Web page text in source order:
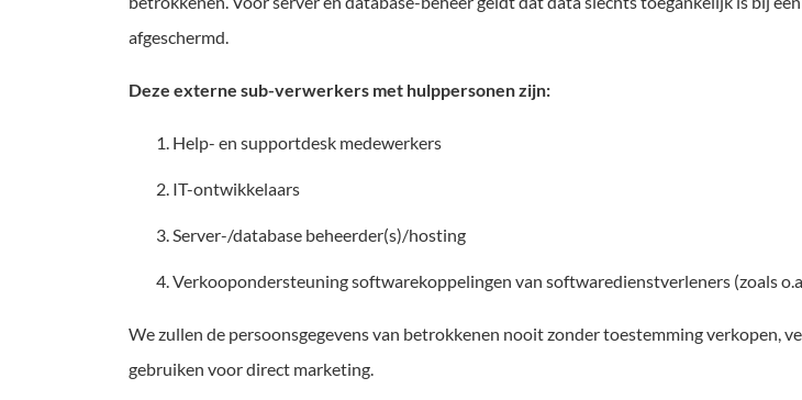
afgeschermd.
Deze externe sub-verwerkers met hulppersonen zijn:
Help- en supportdesk medewerkers
IT-ontwikkelaars
Server-/database beheerder(s)/hosting
Verkoopondersteuning softwarekoppelingen van softwaredienstverleners (zoals
We zullen de persoonsgegevens van betrokkenen nooit zonder toestemming verkopen,
gebruiken voor direct marketing.